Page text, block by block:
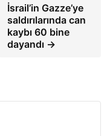
İsrail’in Gazze’ye
saldırılarında can
kaybı 60 bine
dayandı →